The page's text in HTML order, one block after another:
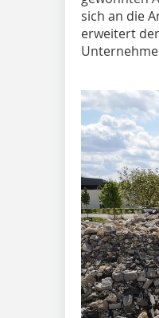
sich an die
erweitert